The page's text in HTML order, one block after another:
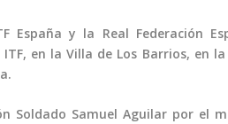
España y la Real Federación
en la Villa de Los Barrios, en
Soldado Samuel Aguilar por el